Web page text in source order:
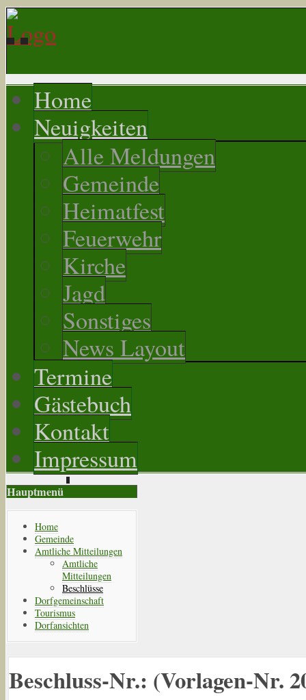
Home
Neuigkeiten
Alle Meldungen
Gemeinde
Heimatfest
Feuerwehr
Kirche
Jagd
Sonstiges
News Layout
Termine
Gästebuch
Kontakt
Impressum
Hauptmenü
Home
Gemeinde
Amtliche Mitteilungen
Amtliche
Mitteilungen
Beschlüsse
Dorfgemeinschaft
Tourismus
Dorfansichten
Beschluss-Nr.: (Vorlagen-Nr.